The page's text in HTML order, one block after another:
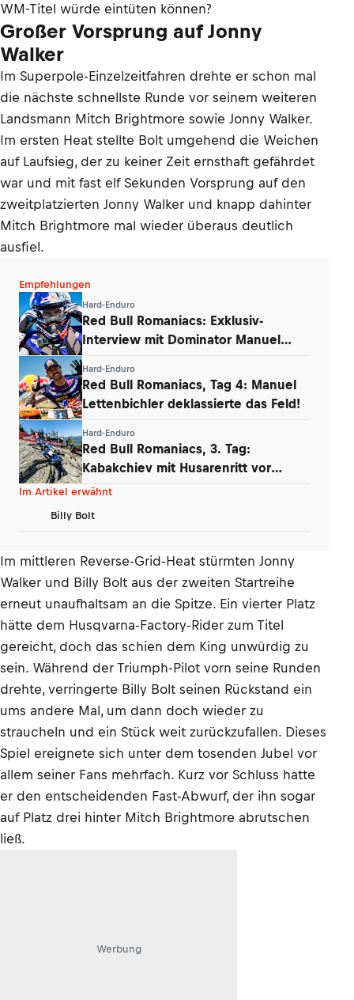
WM-Titel würde eintüten können?
Großer Vorsprung auf Jonny
Walker
Im Superpole-Einzelzeitfahren drehte er schon mal
die nächste schnellste Runde vor seinem weiteren
Landsmann Mitch Brightmore sowie Jonny Walker.
Im ersten Heat stellte Bolt umgehend die Weichen
auf Laufsieg, der zu keiner Zeit ernsthaft gefährdet
war und mit fast elf Sekunden Vorsprung auf den
zweitplatzierten Jonny Walker und knapp dahinter
Mitch Brightmore mal wieder überaus deutlich
ausfiel.
Empfehlungen
Hard-Enduro
Red Bull Romaniacs: Exklusiv-
Interview mit Dominator Manuel
Hard-Enduro
Red Bull Romaniacs, Tag 4: Manuel
Lettenbichler deklassierte das Feld!
Hard-Enduro
Red Bull Romaniacs, 3. Tag:
Kabakchiev mit Husarenritt vor
Lettenbichler
Im Artikel erwähnt
Billy Bolt
Im mittleren Reverse-Grid-Heat stürmten Jonny
Walker und Billy Bolt aus der zweiten Startreihe
erneut unaufhaltsam an die Spitze. Ein vierter Platz
hätte dem Husqvarna-Factory-Rider zum Titel
gereicht, doch das schien dem King unwürdig zu
sein. Während der Triumph-Pilot vorn seine Runden
drehte, verringerte Billy Bolt seinen Rückstand ein
ums andere Mal, um dann doch wieder zu
straucheln und ein Stück weit zurückzufallen. Dieses
Spiel ereignete sich unter dem tosenden Jubel vor
allem seiner Fans mehrfach. Kurz vor Schluss hatte
er den entscheidenden Fast-Abwurf, der ihn sogar
auf Platz drei hinter Mitch Brightmore abrutschen
ließ.
Werbung